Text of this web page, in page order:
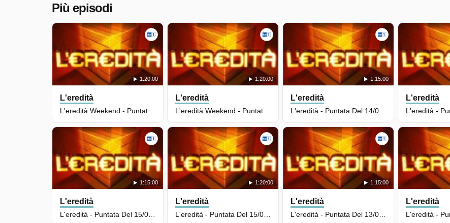
Più episodi
1:20:00
L'eredità
1:20:00
L'eredità
1:15:00
L'eredità
1:20:00
L'eredità
1:15:00
L'eredità L'eredità
1:15:00
L'eredità L'eredità